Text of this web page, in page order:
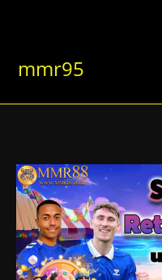
mmr95